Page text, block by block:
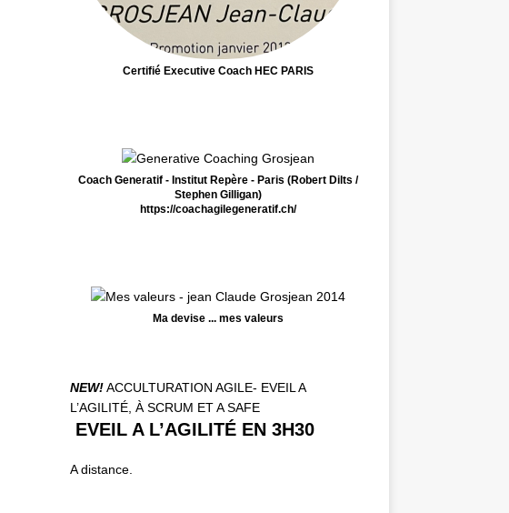
Certifié Executive Coach HEC PARIS
Coach Generatif - Institut Repère - Paris (Robert Dilts /
Stephen Gilligan)
https://coachagilegeneratif.ch/
Ma devise ... mes valeurs
NEW!ACCULTURATION AGILE- EVEIL A
L’AGILITÉ, À SCRUM ET A SAFE
EVEIL A L’AGILITÉ EN 3H30
A distance.